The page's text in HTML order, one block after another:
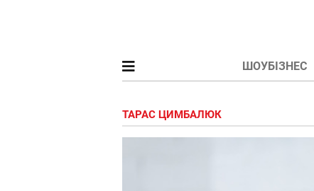
ШОУБІЗНЕС
ТАРАС ЦИМБАЛЮК